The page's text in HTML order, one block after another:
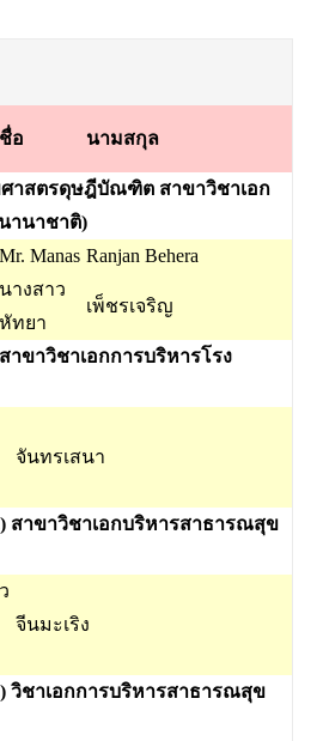
ชื่อ นามสกุล
าสตรดุษฎีบัณฑิต สาขาวิชาเอก
านาชาติ)
Mr. Manas Ranjan Behera
นางสาว
หัทยา
เพ็ชรเจริญ
าขาวิชาเอกการบริหารโรง
จันทรเสนา
สาขาวิชาเอกบริหารสาธารณสุข
จีนมะเริง
วิชาเอกการบริหารสาธารณสุข